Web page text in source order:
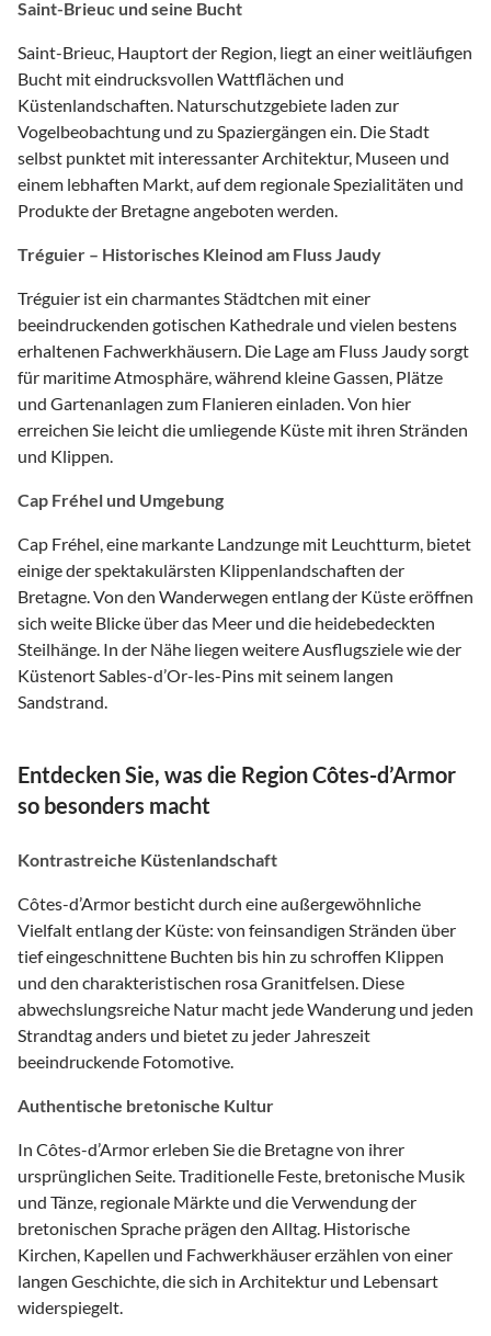
Saint-Brieuc und seine Bucht
Saint-Brieuc, Hauptort der Region, liegt an einer weitläufigen
Bucht mit eindrucksvollen Wattflächen und
Küstenlandschaften. Naturschutzgebiete laden zur
Vogelbeobachtung und zu Spaziergängen ein. Die Stadt
selbst punktet mit interessanter Architektur, Museen und
einem lebhaften Markt, auf dem regionale Spezialitäten und
Produkte der Bretagne angeboten werden.
Tréguier – Historisches Kleinod am Fluss Jaudy
Tréguier ist ein charmantes Städtchen mit einer
beeindruckenden gotischen Kathedrale und vielen bestens
erhaltenen Fachwerkhäusern. Die Lage am Fluss Jaudy sorgt
für maritime Atmosphäre, während kleine Gassen, Plätze
und Gartenanlagen zum Flanieren einladen. Von hier
erreichen Sie leicht die umliegende Küste mit ihren Stränden
und Klippen.
Cap Fréhel und Umgebung
Cap Fréhel, eine markante Landzunge mit Leuchtturm, bietet
einige der spektakulärsten Klippenlandschaften der
Bretagne. Von den Wanderwegen entlang der Küste eröffnen
sich weite Blicke über das Meer und die heidebedeckten
Steilhänge. In der Nähe liegen weitere Ausflugsziele wie der
Küstenort Sables-d’Or-les-Pins mit seinem langen
Sandstrand.
Entdecken Sie, was die Region Côtes-d’Armor
so besonders macht
Kontrastreiche Küstenlandschaft
Côtes-d’Armor besticht durch eine außergewöhnliche
Vielfalt entlang der Küste: von feinsandigen Stränden über
tief eingeschnittene Buchten bis hin zu schroffen Klippen
und den charakteristischen rosa Granitfelsen. Diese
abwechslungsreiche Natur macht jede Wanderung und jeden
Strandtag anders und bietet zu jeder Jahreszeit
beeindruckende Fotomotive.
Authentische bretonische Kultur
In Côtes-d’Armor erleben Sie die Bretagne von ihrer
ursprünglichen Seite. Traditionelle Feste, bretonische Musik
und Tänze, regionale Märkte und die Verwendung der
bretonischen Sprache prägen den Alltag. Historische
Kirchen, Kapellen und Fachwerkhäuser erzählen von einer
langen Geschichte, die sich in Architektur und Lebensart
widerspiegelt.